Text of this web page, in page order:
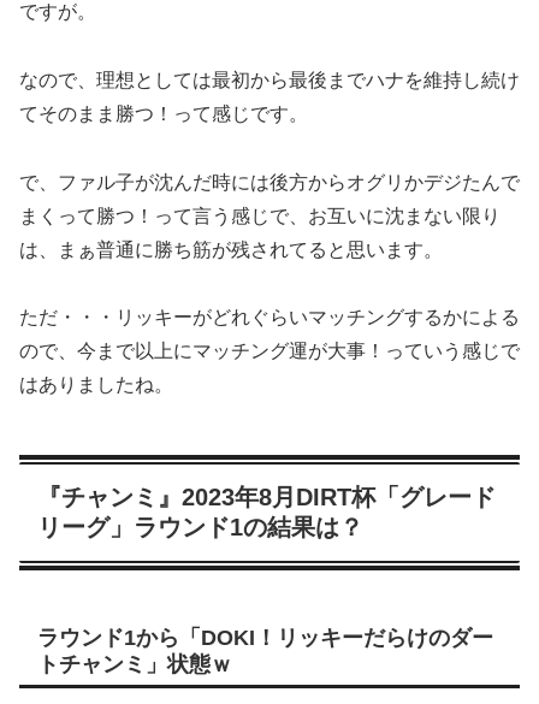
ですが。
なので、理想としては最初から最後までハナを維持し続け
てそのまま勝つ！って感じです。
で、ファル子が沈んだ時には後方からオグリかデジたんで
まくって勝つ！って言う感じで、お互いに沈まない限り
は、まぁ普通に勝ち筋が残されてると思います。
ただ・・・リッキーがどれぐらいマッチングするかによる
ので、今まで以上にマッチング運が大事！っていう感じで
はありましたね。
『チャンミ』2023年8月DIRT杯「グレード
リーグ」ラウンド1の結果は？
ラウンド1から「DOKI！リッキーだらけのダー
トチャンミ」状態ｗ